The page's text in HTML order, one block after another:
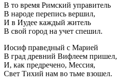
В то время Римский управитель
В народе перепись вершил,
И в Иудее каждый житель
В свой город на учет спешил.
Иосиф праведный с Марией
В град древний Вифлеем пришел,
И, как предречено, Мессия,
Свет Тихий нам во тьме взошел.